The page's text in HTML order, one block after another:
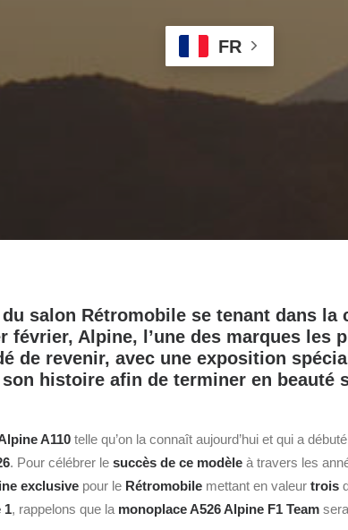
FR
du salon Rétromobile se tenant dans la
février, Alpine, l’une des marques les
de revenir, avec une exposition
histoire afin de terminer en beauté
A110 telle qu’on la connaît aujourd’hui et qui a
. Pour célébrer le succès de ce modèle à travers les
exclusive pour le Rétromobile mettant en valeur trois
1, rappelons que la monoplace A526Alpine F1 Team